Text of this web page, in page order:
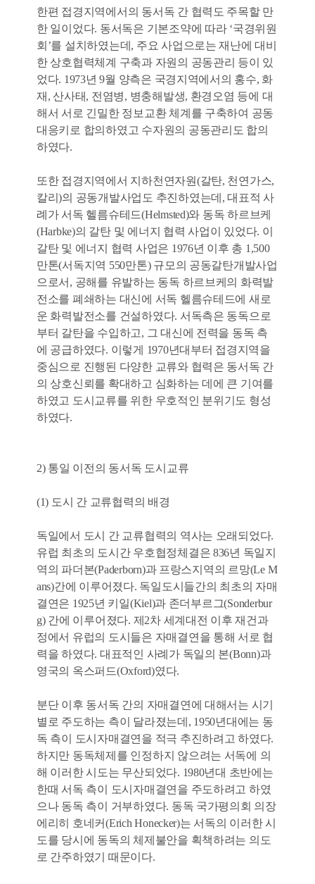
한편 접경지역에서의 동서독 간 협력도 주목할 만
한 일이었다. 동서독은 기본조약에 따라 ‘국경위원
회’를 설치하였는데, 주요 사업으로는 재난에 대비
한 상호협력체계 구축과 자원의 공동관리 등이 있
었다. 1973년 9월 양측은 국경지역에서의 홍수, 화
재, 산사태, 전염병, 병충해발생, 환경오염 등에 대
해서 서로 긴밀한 정보교환 체계를 구축하여 공동
대응키로 합의하였고 수자원의 공동관리도 합의
하였다.
또한 접경지역에서 지하천연자원(갈탄, 천연가스,
칼리)의 공동개발사업도 추진하였는데, 대표적 사
례가 서독 헬름슈테드(Helmsted)와 동독 하르브케
(Harbke)의 갈탄 및 에너지 협력 사업이 있었다. 이
갈탄 및 에너지 협력 사업은 1976년 이후 총 1,500
만톤(서독지역 550만톤) 규모의 공동갈탄개발사업
으로서, 공해를 유발하는 동독 하르브케의 화력발
전소를 폐쇄하는 대신에 서독 헬름슈테드에 새로
운 화력발전소를 건설하였다. 서독측은 동독으로
부터 갈탄을 수입하고, 그 대신에 전력을 동독 측
에 공급하였다. 이렇게 1970년대부터 접경지역을
중심으로 진행된 다양한 교류와 협력은 동서독 간
의 상호신뢰를 확대하고 심화하는 데에 큰 기여를
하였고 도시교류를 위한 우호적인 분위기도 형성
하였다.
2) 통일 이전의 동서독 도시교류
(1) 도시 간 교류협력의 배경
독일에서 도시 간 교류협력의 역사는 오래되었다.
유럽 최초의 도시간 우호협정체결은 836년 독일지
역의 파더본(Paderborn)과 프랑스지역의 르망(Le M
ans)간에 이루어졌다. 독일도시들간의 최초의 자매
결연은 1925년 키일(Kiel)과 존더부르그(Sonderbur
g) 간에 이루어졌다. 제2차 세계대전 이후 재건과
정에서 유럽의 도시들은 자매결연을 통해 서로 협
력을 하였다. 대표적인 사례가 독일의 본(Bonn)과
영국의 옥스퍼드(Oxford)였다.
분단 이후 동서독 간의 자매결연에 대해서는 시기
별로 주도하는 측이 달라졌는데, 1950년대에는 동
독 측이 도시자매결연을 적극 추진하려고 하였다.
하지만 동독체제를 인정하지 않으려는 서독에 의
해 이러한 시도는 무산되었다. 1980년대 초반에는
한때 서독 측이 도시자매결연을 주도하려고 하였
으나 동독 측이 거부하였다. 동독 국가평의회 의장
에리히 호네커(Erich Honecker)는 서독의 이러한 시
도를 당시에 동독의 체제불안을 획책하려는 의도
로 간주하였기 때문이다.